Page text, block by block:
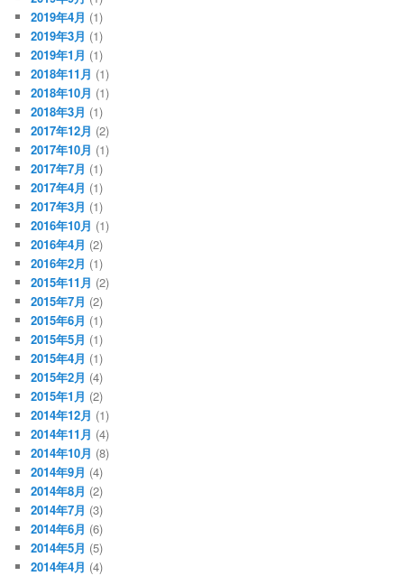
2019年4月 (1)
2019年3月 (1)
2019年1月 (1)
2018年11月 (1)
2018年10月 (1)
2018年3月 (1)
2017年12月 (2)
2017年10月 (1)
2017年7月 (1)
2017年4月 (1)
2017年3月 (1)
2016年10月 (1)
2016年4月 (2)
2016年2月 (1)
2015年11月 (2)
2015年7月 (2)
2015年6月 (1)
2015年5月 (1)
2015年4月 (1)
2015年2月 (4)
2015年1月 (2)
2014年12月 (1)
2014年11月 (4)
2014年10月 (8)
2014年9月 (4)
2014年8月 (2)
2014年7月 (3)
2014年6月 (6)
2014年5月 (5)
2014年4月 (4)